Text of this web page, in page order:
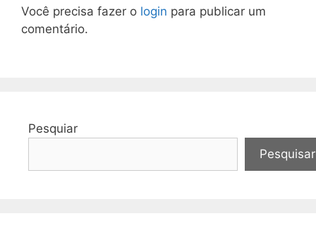
Você precisa fazer o login para publicar um
comentário.
Pesquiar
Pesquisar